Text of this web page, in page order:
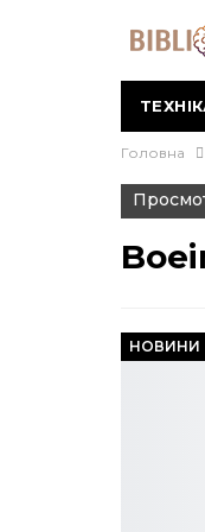
Головна
НОВИНИ